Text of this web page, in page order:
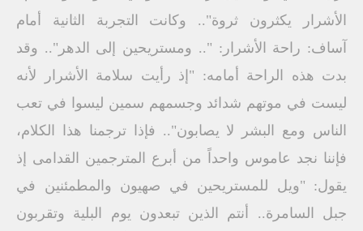
الأشرار يكثرون ثروة".. وكانت التجربة الثانية أمام
آساف: راحة الأشرار: ".. ومستريحين إلى الدهر".. وقد
بدت هذه الراحة أمامه: "إذ رأيت سلامة الأشرار لأنه
ليست في موتهم شدائد وجسمهم سمين ليسوا في تعب
الناس ومع البشر لا يصابون".. فإذا ترجمنا هذا الكلام،
فإننا نجد عاموس واحداً من أبرع المترجمين القدامى إذ
يقول: "ويل للمستريحين في صهيون والمطمئنين في
جبل السامرة.. أنتم الذين تبعدون يوم البلية وتقربون